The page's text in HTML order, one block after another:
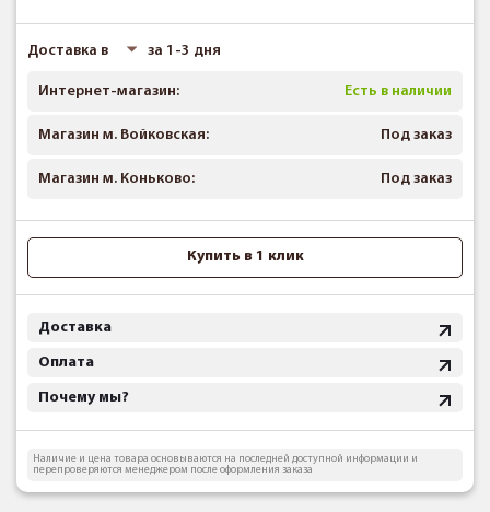
Доставка в за 1-3 дня
Интернет-магазин: Есть в наличии
Магазин м. Войковская: Под заказ
Магазин м. Коньково: Под заказ
Купить в 1 клик
Доставка
Оплата
Почему мы?
Наличие и цена товара основываются на последней доступной информации и
перепроверяются менеджером после оформления заказа